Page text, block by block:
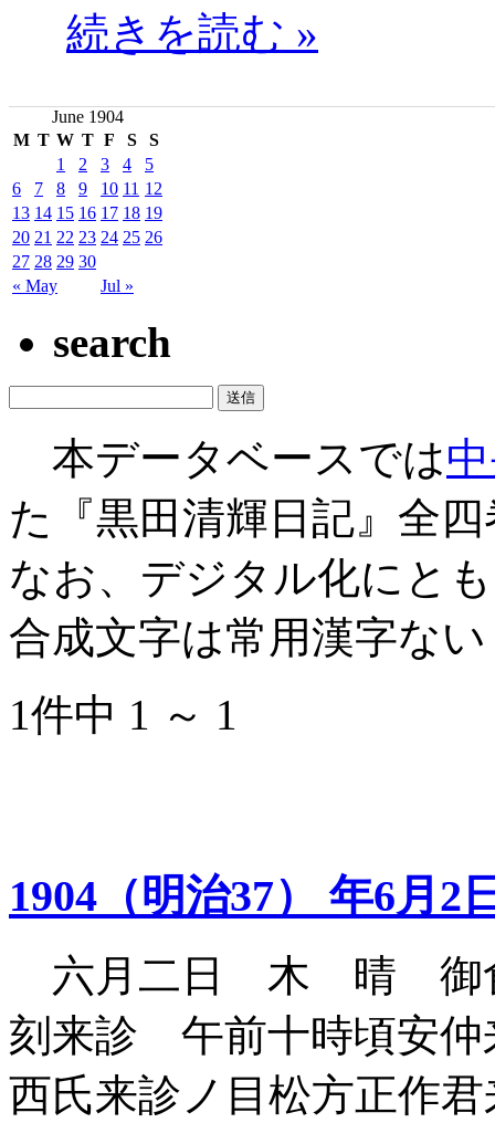
続きを読む »
June 1904
M T W T F S S
« May Jul »
1 2 3 4
5
6
7 8 9 10 11 12
13 14 15 16 17 18 19
20 21 22 23 24 25 26
27 28 29 30
search
本データベースでは
た『黒田清輝日記』全
なお、デジタル化にと
合成文字は常用漢字な
1件中 1 ～ 1
1904（明治37） 年6月2
六月二日 木 晴 御
刻来診 午前十時頃安
西氏来診ノ目松方正作